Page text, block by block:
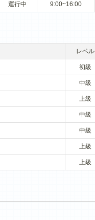
運行中 9:00~16:00
レベル
初級
中級
上級
中級
中級
上級
上級